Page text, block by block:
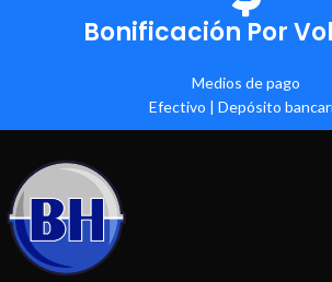
Bonificación Por
Medios de pago
Efectivo | Depósito